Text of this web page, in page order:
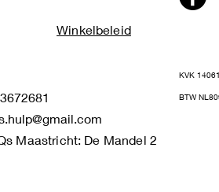
KVK
BTW
Winkelbeleid
Maastricht: De Mandel 2